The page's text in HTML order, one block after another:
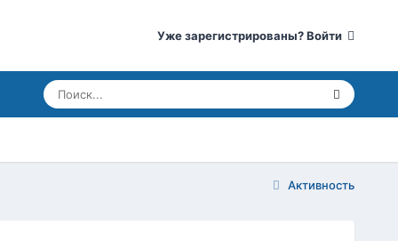
Уже зарегистрированы? Войти
Активность